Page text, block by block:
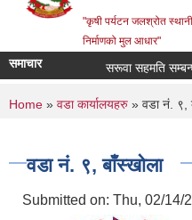
"कृषी पर्यटन जलश्रोत
निर्माणको मुल आधार"
समाचार सरूवा सहमति
You are here
Home » वडा कार्यालयहरु » वडा नं. ९,
वडा नं. ९, बाँस्खोला
Submitted on: Thu, 02/14/